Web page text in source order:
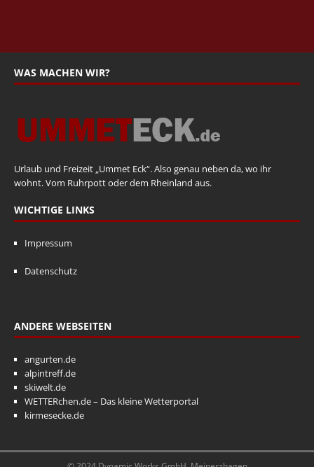
WAS MACHEN WIR?
Urlaub und Freizeit „Ummet Eck“. Also genau neben da, wo ihr
wohnt. Vom Ruhrpott oder dem Rheinland aus.
WICHTIGE LINKS
Impressum
Datenschutz
ANDERE WEBSEITEN
angurten.de
alpintreff.de
skiwelt.de
WETTERchen.de – Das kleine Wetterportal
kirmesecke.de